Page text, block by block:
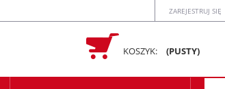
ZAREJESTRUJ SIĘ
KOSZYK: (PUSTY)